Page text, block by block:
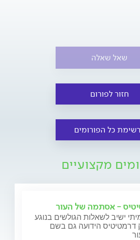
שאל שאלה
חזור לפורום
כל הפורומים
מקצועיים
- אסתמה של העור
ישיב לשאלות הגולשים בנוגע
דרמטיטיס הידועה גם בשם